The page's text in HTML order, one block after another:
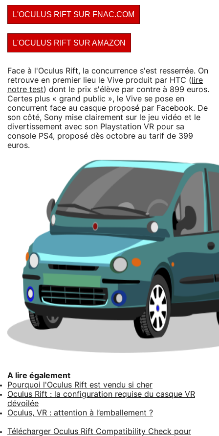
L'OCULUS RIFT SUR FNAC.COM
L'OCULUS RIFT SUR AMAZON
Face à l'Oculus Rift, la concurrence s'est resserrée. On
retrouve en premier lieu le Vive produit par HTC ( lire
notre test) dont le prix s'élève par contre à 899 euros.
Certes plus « grand public », le Vive se pose en
concurrent face au casque proposé par Facebook. De
son côté, Sony mise clairement sur le jeu vidéo et le
divertissement avec son Playstation VR pour sa
console PS4, proposé dès octobre au tarif de 399
euros.
A lire également
Pourquoi l'Oculus Rift est vendu si cher
Oculus Rift : la configuration requise du casque VR
dévoilée
Oculus, VR : attention à l’emballement ?
Télécharger Oculus Rift Compatibility Check pour